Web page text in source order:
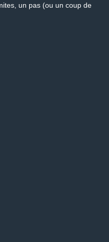
un pas (ou un coup de